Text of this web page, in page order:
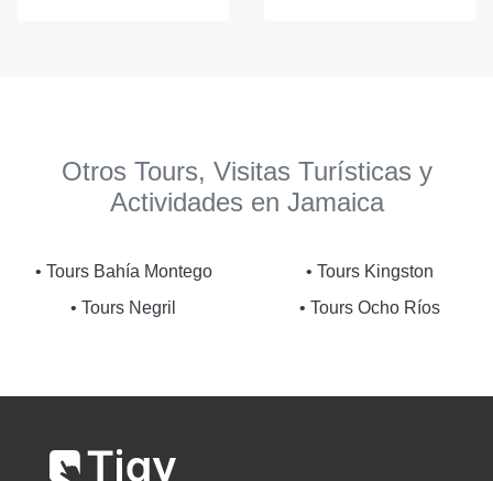
Otros Tours, Visitas Turísticas y
Actividades en Jamaica
• Tours Bahía Montego
• Tours Kingston
• Tours Negril
• Tours Ocho Ríos